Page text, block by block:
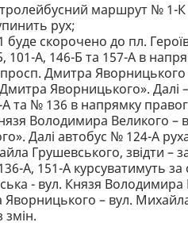
маршрут № 1-К
рух;
скорочено до пл.
А, 146-Б та 157-А в
Дмитра
Яворницького».
та № 136 в напрямку
Володимира Великого
Далі автобус № 124-А
Грушевського, звідти –
А, 151-А курсуватимуть
- вул. Князя
– вул.